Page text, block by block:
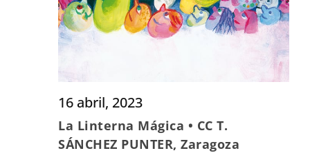
16 abril, 2023
La Linterna Mágica • CC T.
SÁNCHEZ PUNTER, Zaragoza